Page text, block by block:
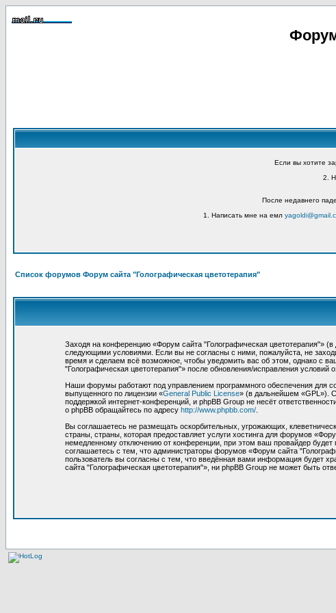
Если вы хотите
2.
После недавнего
1. Написать мне на емл
Список форумов Форум сайта "Голографическая цветотерапия"
Заходя на конференцию «Форум сайта "Голографическая цветотерапия"»
следующими условиями. Если вы не согласны с ними, пожалуйста, не
время и сделаем всё возможное, чтобы уведомить вас об этом, однако с
"Голографическая цветотерапия"» после обновления/исправления условий
Наши форумы работают под управлением программного обеспечения для
выпущенного по лицензии «General Public License» (в дальнейшем «GPL»).
поддержкой интернет-конференций, и phpBB Group не несёт
о phpBB обращайтесь по адресу http://www.phpbb.com/
Вы соглашаетесь не размещать оскорбительных, угрожающих,
страны, страны, которая предоставляет услуги хостинга для форумов
немедленному отключению от конференции, при этом ваш провайдер
соглашаетесь с тем, что администраторы форумов «Форум сайта
пользователь вы согласны с тем, что введённая вами информация будет
сайта "Голографическая цветотерапия"», ни phpBB Group не может быть